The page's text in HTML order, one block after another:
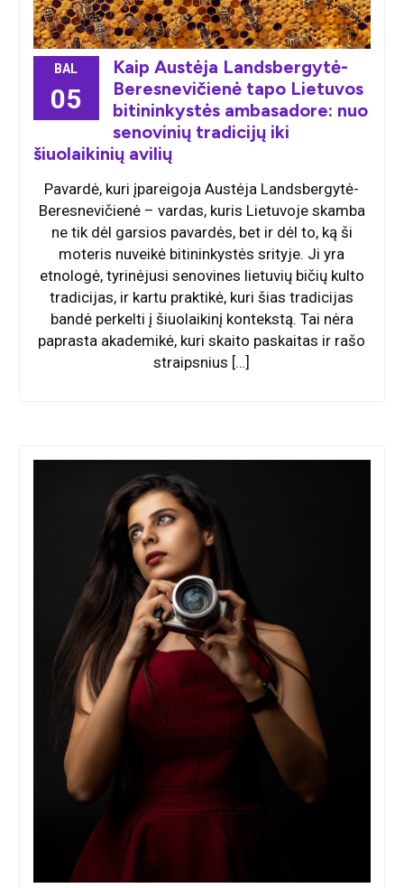
BAL
05
Kaip Austėja Landsbergytė-
Beresnevičienė tapo Lietuvos
bitininkystės ambasadore: nuo
senovinių tradicijų iki
šiuolaikinių avilių
Pavardė, kuri įpareigoja Austėja Landsbergytė-
Beresnevičienė – vardas, kuris Lietuvoje skamba
ne tik dėl garsios pavardės, bet ir dėl to, ką ši
moteris nuveikė bitininkystės srityje. Ji yra
etnologė, tyrinėjusi senovines lietuvių bičių kulto
tradicijas, ir kartu praktikė, kuri šias tradicijas
bandė perkelti į šiuolaikinį kontekstą. Tai nėra
paprasta akademikė, kuri skaito paskaitas ir rašo
straipsnius […]